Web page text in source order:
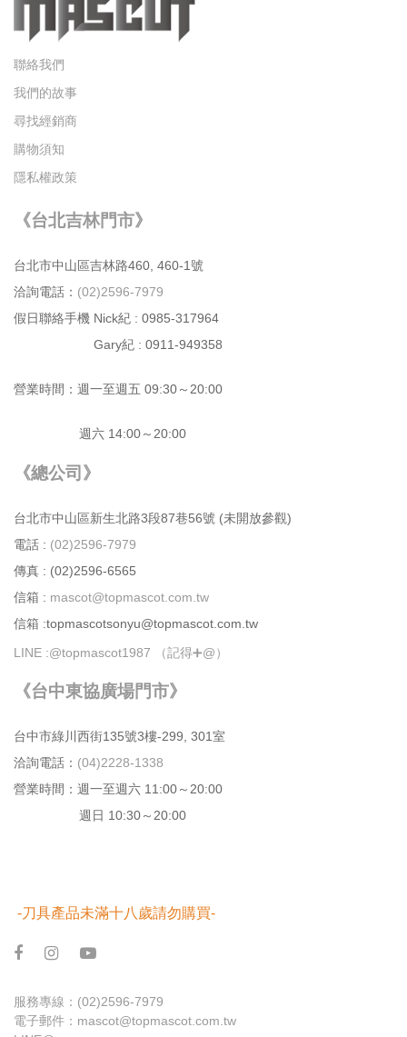
聯絡我們
我們的故事
尋找經銷商
購物須知
隱私權政策
《台北吉林門市》
台北市中⼭區吉林路460, 460-1號
洽詢電話： (02)2596-7979
假日聯絡手機 Nick紀 : 0985-317964
Gary紀 : 0911-949358
營業時間：週⼀⾄週五 09:30～20:00
週六 14:00～20:00
《總公司》
台北市中⼭區新⽣北路3段87巷56號 (未開放參觀)
電話 : (02)2596-7979
傳真 : (02)2596-6565
信箱 : mascot@topmascot.com.tw
信箱 :topmascotsonyu@topmascot.com.tw
LINE :@topmascot1987 （記得➕@）
《台中東協廣場門市》
台中市綠川⻄街135號3樓-299, 301室
洽詢電話： (04)2228-1338
營業時間：週⼀⾄週六 11:00～20:00
週日 10:30～20:00
-刀具產品未滿十八歲請勿購買-
服務專線： (02)2596-7979
電子郵件： mascot@topmascot.com.tw